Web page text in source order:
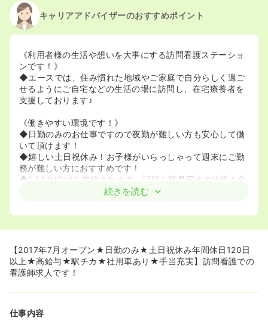
キャリアアドバイザーのおすすめポイント
《利用者様の生活や想いを大事にする訪問看護ステーショ
ンです！》
◆エースでは、住み慣れた地域やご家庭で自分らしく過ご
せるようにご自宅などの生活の場に訪問し、在宅療養者を
支援しております♪
《働きやすい環境です！》
◆日勤のみのお仕事ですので夜勤が難しい方も安心して働
いて頂けます！
◆嬉しい土日祝休み！お子様がいらっしゃって週末にご勤
務が難しい方におすすめです！
◆1人1台iPadを支給されます。記録も職員同士の連携も全
てiPadで行えるため、とても効率的に動けます！
問に周ることができるためママさんでも働きやすいです！
◆エースでは、ご入職後のフォロー体制に力を入れており
ます♪入職後1年間は資料を使いながら疾患や業務の勉強を
行い、しっかりと自信を持ってご勤務いただけるようサポ
◆入職後3ヶ月ほどは訪問の動向もございますので、独り
◆オンコールは入職後約半年後から受け持つことになるた
続きを読む
【2017年7月オープン★日勤のみ★土日祝休み年間休日120日
以上★高給与★駅チカ★社用車あり★手当充実】訪問看護での
看護師求人です！
仕事内容